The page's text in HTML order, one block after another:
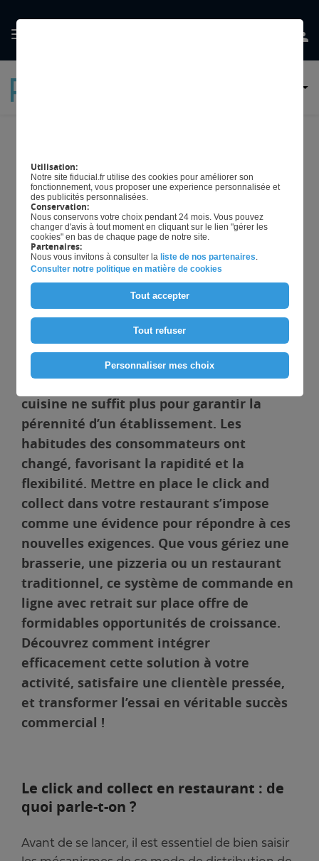
click & collect en restaurant ?
Mis à jour le28/04/2026
Le mode de consommation des clients évolue,
propulsant la commande à emporter au cœur des
stratégies de restauration. Adopter ce modèle devient
aujourd’hui indispensable pour dynamiser votre chiffre
d’affaires.
Aujourd’hui, proposer une excellente
cuisine ne suffit plus pour garantir la
pérennité d’un établissement. Les
habitudes des consommateurs ont
changé, favorisant la rapidité et la
flexibilité. Mettre en place le click and
collect dans votre restaurant s’impose
comme une évidence pour répondre à ces
nouvelles exigences. Que vous gériez une
brasserie, une pizzeria ou un restaurant
traditionnel, ce système de commande en
ligne avec retrait sur place offre de
formidables opportunités de croissance.
Découvrez comment intégrer
efficacement cette solution à votre
activité, satisfaire une clientèle pressée,
et transformer l’essai en véritable succès
commercial !
Le click and collect en restaurant : de
quoi parle-t-on ?
Avant de se lancer, il est essentiel de bien saisir
Utilisation:
Notre site fiducial.fr utilise des cookies pour améliorer son
fonctionnement, vous proposer une experience personnalisée et
des publicités personnalisées.
Conservation:
Nous conservons votre choix pendant 24 mois. Vous pouvez
changer d'avis à tout moment en cliquant sur le lien "gérer les
cookies" en bas de chaque page de notre site.
Partenaires:
Nous vous invitons à consulter la liste de nos partenaires.
Consulter notre politique en matière de cookies
Tout accepter
Tout refuser
Personnaliser mes choix